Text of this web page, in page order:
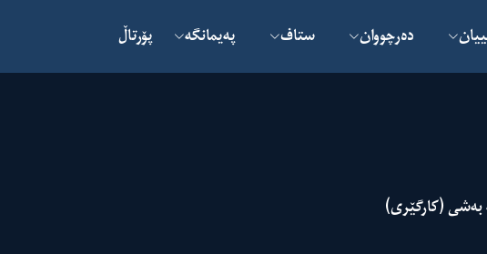
دەرچووان ستاف پەیمانگە پۆرتاڵ
بەشی (کارگێری)